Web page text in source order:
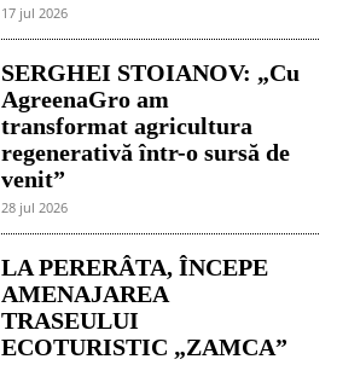
17 jul 2026
SERGHEI STOIANOV: „Cu
AgreenaGro am
transformat agricultura
regenerativă într-o sursă de
venit”
28 jul 2026
LA PERERÂTA, ÎNCEPE
AMENAJAREA
TRASEULUI
ECOTURISTIC „ZAMCA”